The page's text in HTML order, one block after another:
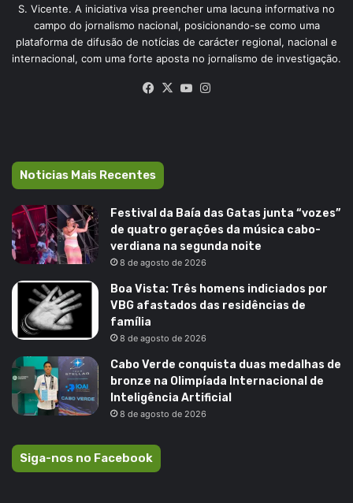
S. Vicente. A iniciativa visa preencher uma lacuna informativa no
campo do jornalismo nacional, posicionando-se como uma
plataforma de difusão de notícias de carácter regional, nacional e
internacional, com uma forte aposta no jornalismo de investigação.
Facebook
X YouTube
Noticias Mais Recentes
Festival da Baía das Gatas junta “vozes”
de quatro gerações da música cabo-
verdiana na segunda noite
8 de agosto de 2026
Boa Vista: Três homens indiciados por
VBG afastados das residências de
família
8 de agosto de 2026
Cabo Verde conquista duas medalhas de
bronze na Olimpíada Internacional de
Inteligência Artificial
8 de agosto de 2026
Siga-nos no Facebook